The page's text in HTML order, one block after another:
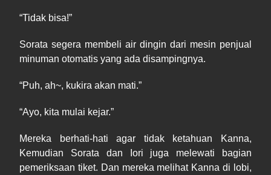
“Tidak bisa!”
Sorata segera membeli air dingin dari mesin penjual
minuman otomatis yang ada disampingnya.
“Puh, ah~, kukira akan mati.”
“Ayo, kita mulai kejar.”
Mereka berhati-hati agar tidak ketahuan Kanna,
Kemudian Sorata dan Iori juga melewati bagian
pemeriksaan tiket. Dan mereka melihat Kanna di lobi,